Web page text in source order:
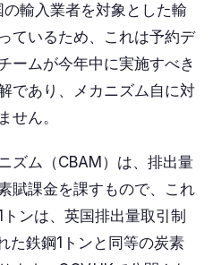
輸入業者を対象とした輸
ているため、これは予約デ
ームが今年中に実施すべき
であり、メカニズム自に対
せん。
ズム（CBAM）は、排出量
賦課金を課すもので、これ
ンは、英国排出量取引制
た鉄鋼1トンと同等の炭素